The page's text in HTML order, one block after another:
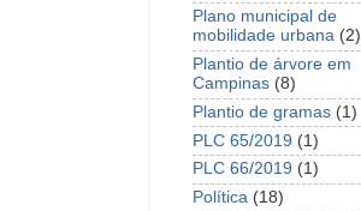
Plano municipal de
mobilidade urbana (2)
Plantio de árvore em
Campinas (8)
Plantio de gramas (1)
PLC 65/2019 (1)
PLC 66/2019 (1)
Política (18)